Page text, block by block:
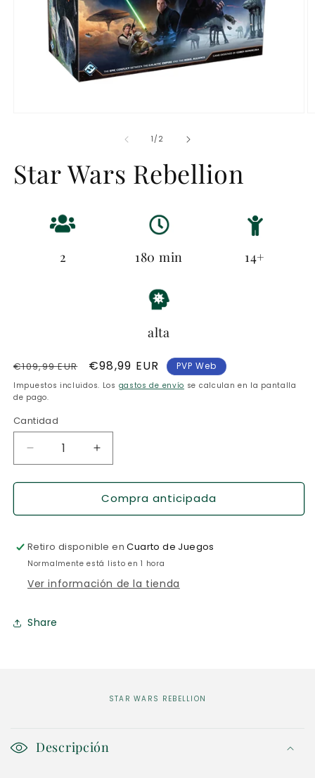
una
ventana
1/de
2
Star Wars Rebellion
2 180 min 14+
alta
Precio
habitual
€109,99 EUR
Precio
de
€98,99 EUR PVP Web
Impuestos incluidos. Los gastos de envío se calculan en la pantalla
de pago.
Cantidad
Reducir
cantidad
para
Wars
Aumentar
cantidad
para
Star
Wars
Compra anticipada
Retiro disponible enCuarto de Juegos
Normalmente está listo en 1 hora
Ver información de la tienda
Share
STAR WARS REBELLION
o
Descripción